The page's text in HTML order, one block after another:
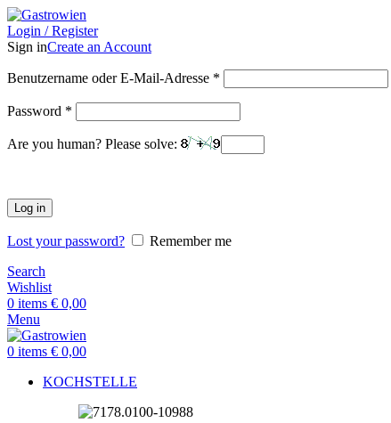
Login / Register
Sign inCreate an Account
Benutzername oder E-Mail-Adresse *
Password *
Are you human? Please solve:
Log in
Lost your password?
Remember me
Search
Wishlist
0 items € 0,00
Menu
0 items € 0,00
KOCHSTELLE